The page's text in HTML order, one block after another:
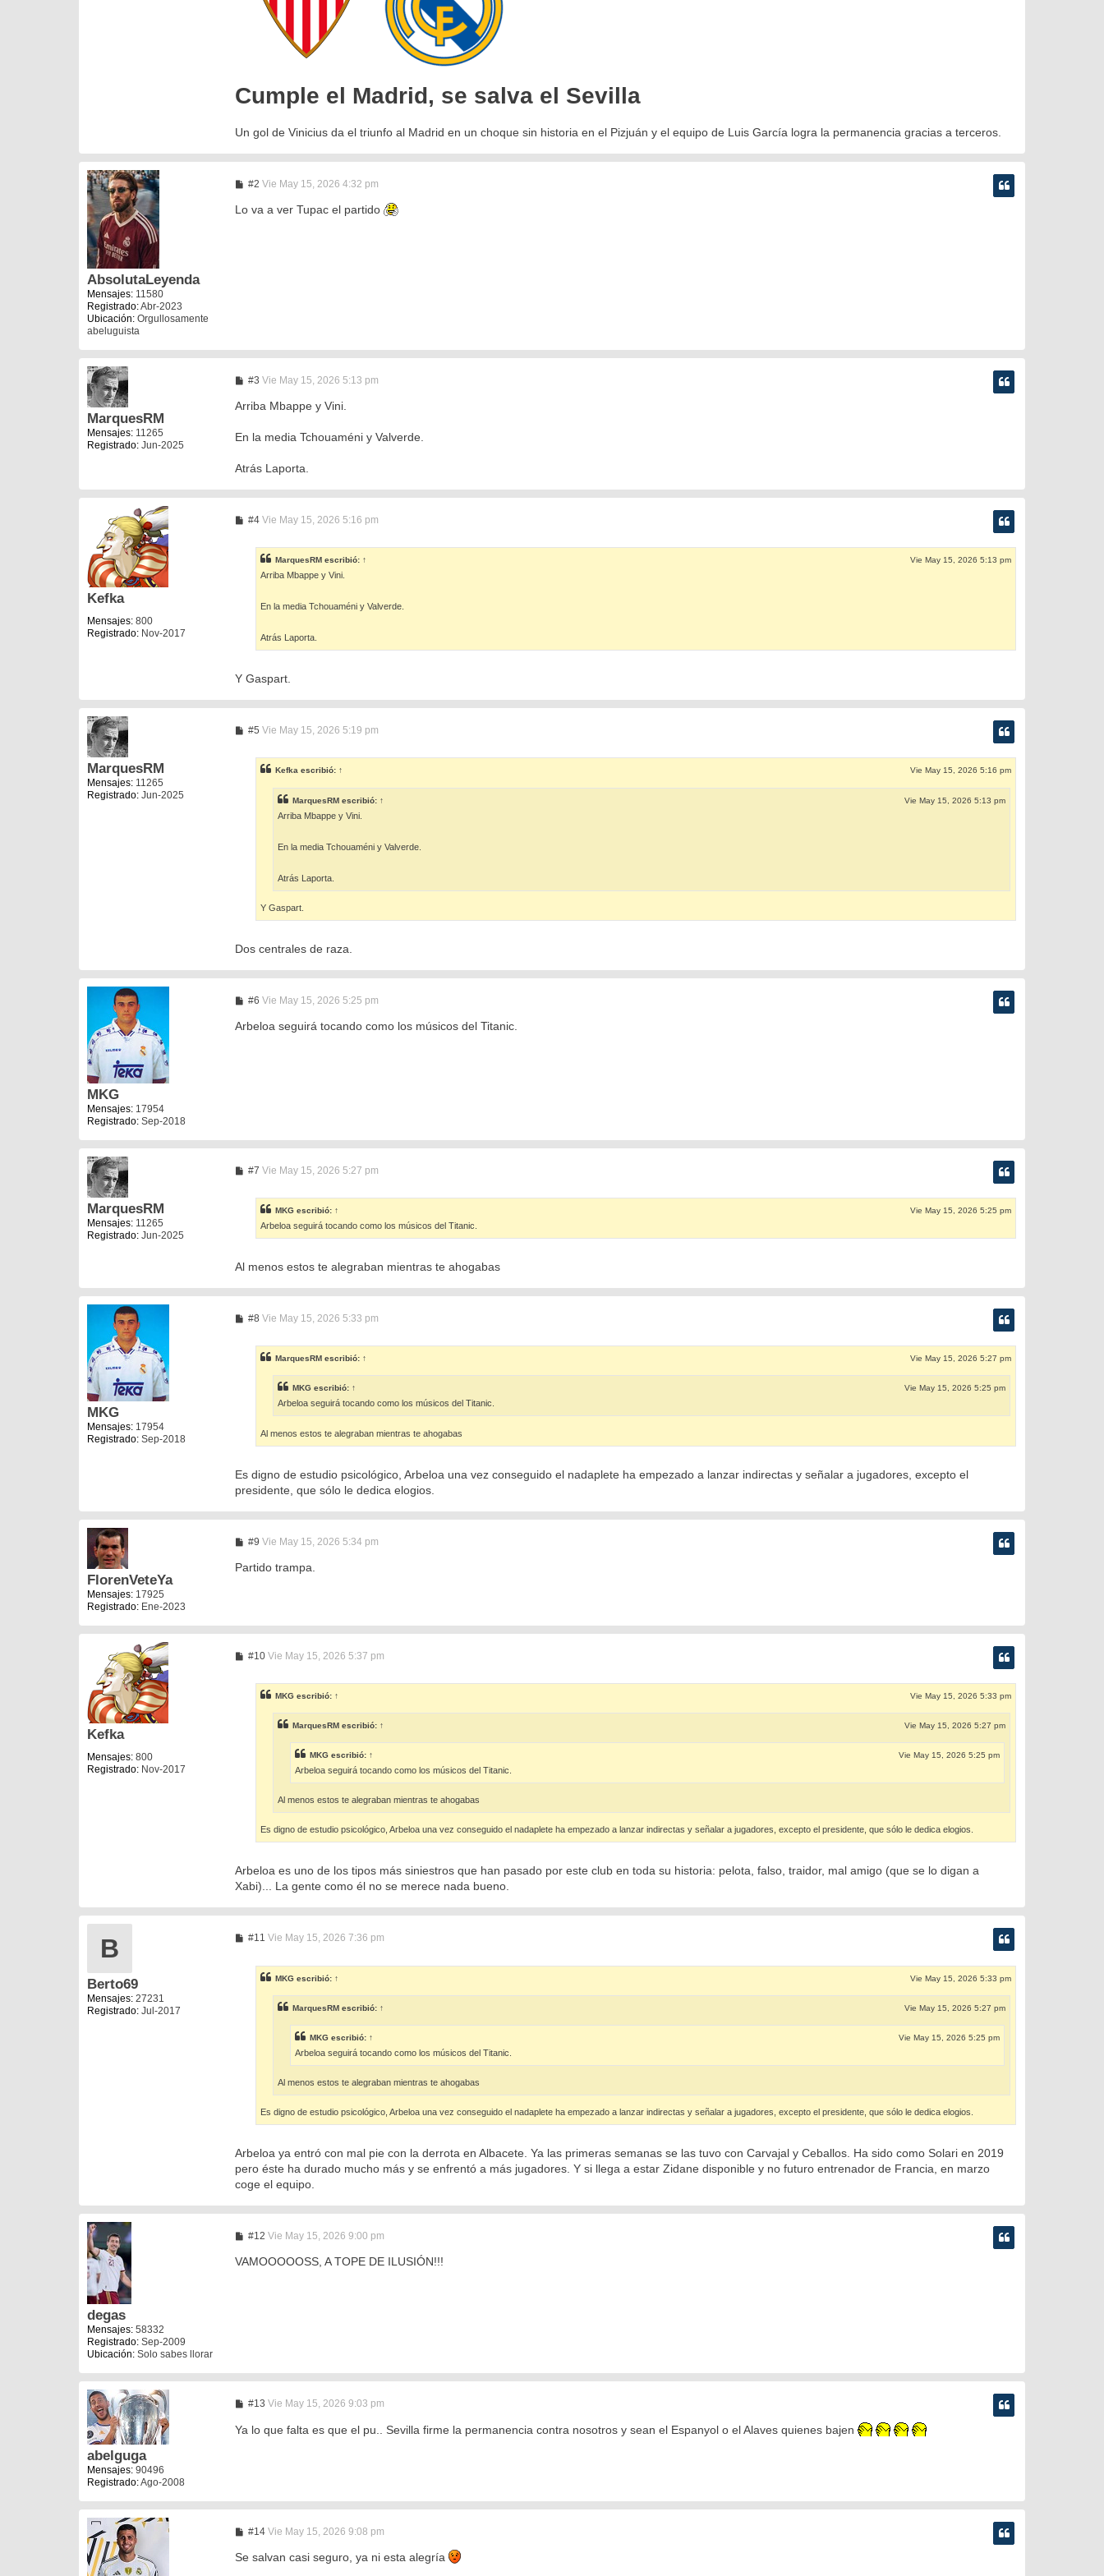
Cumple el Madrid, se salva el Sevilla
Un gol de Vinicius da el triunfo al Madrid en un choque sin historia en el Pizjuán y el equipo de Luis García logra la permanencia gracias a terceros.
AbsolutaLeyenda
Mensajes: 11580
Registrado:Abr-2023
Ubicación: Orgullosamente
abeluguista
#2M
n
Vie May 15, 2026 4:32 pm
Lo va a ver Tupac el partido
MarquesRM
Mensajes: 11265
Registrado: Jun-2025
#3M
n
j
Vie May 15, 2026 5:13 pm
Arriba Mbappe y Vini.
En la media Tchouaméni y Valverde.
Atrás Laporta.
Kefka
Mensajes: 800
Registrado: Nov-2017
#4M
s
a
j
Vie May 15, 2026 5:16 pm
MarquesRM escribió: ↑ Vie May 15, 2026 5:13 pm
Arriba Mbappe y Vini.
En la media Tchouaméni y Valverde.
Atrás Laporta.
Y Gaspart.
MarquesRM
Mensajes: 11265
Registrado: Jun-2025
#5M
s
a
Vie May 15, 2026 5:19 pm
Kefka escribió: ↑ Vie May 15, 2026 5:16 pm
MarquesRM escribió: ↑ Vie May 15, 2026 5:13 pm
Arriba Mbappe y Vini.
En la media Tchouaméni y Valverde.
Atrás Laporta.
Y Gaspart.
Dos centrales de raza.
MKG
Mensajes: 17954
Registrado: Sep-2018
#6M
n
s
Vie May 15, 2026 5:25 pm
Arbeloa seguirá tocando como los músicos del Titanic.
MarquesRM
Mensajes: 11265
Registrado: Jun-2025
#7M
s
a
j
e
Vie May 15, 2026 5:27 pm
MKG escribió: ↑ Vie May 15, 2026 5:25 pm
Arbeloa seguirá tocando como los músicos del Titanic.
Al menos estos te alegraban mientras te ahogabas
MKG
Mensajes: 17954
Registrado: Sep-2018
#8M
s
a
Vie May 15, 2026 5:33 pm
MarquesRM escribió: ↑ Vie May 15, 2026 5:27 pm
MKG escribió: ↑ Vie May 15, 2026 5:25 pm
Arbeloa seguirá tocando como los músicos del Titanic.
Al menos estos te alegraban mientras te ahogabas
Es digno de estudio psicológico, Arbeloa una vez conseguido el nadaplete ha empezado a lanzar indirectas y señalar a jugadores, excepto el
presidente, que sólo le dedica elogios.
FlorenVeteYa
Mensajes: 17925
Registrado: Ene-2023
#9M
n
s
Vie May 15, 2026 5:34 pm
Partido trampa.
Kefka
Mensajes: 800
Registrado: Nov-2017
#10M
s
a
Vie May 15, 2026 5:37 pm
MKG escribió: ↑ Vie May 15, 2026 5:33 pm
MarquesRM escribió: ↑ Vie May 15, 2026 5:27 pm
MKG escribió: ↑ Vie May 15, 2026 5:25 pm
Arbeloa seguirá tocando como los músicos del Titanic.
Al menos estos te alegraban mientras te ahogabas
Es digno de estudio psicológico, Arbeloa una vez conseguido el nadaplete ha empezado a lanzar indirectas y señalar a jugadores, excepto el presidente, que sólo le dedica elogios.
Arbeloa es uno de los tipos más siniestros que han pasado por este club en toda su historia: pelota, falso, traidor, mal amigo (que se lo digan a
Xabi)... La gente como él no se merece nada bueno.
B
Berto69
Mensajes: 27231
Registrado: Jul-2017
#11 M
s
a
Vie May 15, 2026 7:36 pm
MKG escribió: ↑ Vie May 15, 2026 5:33 pm
MarquesRM escribió: ↑ Vie May 15, 2026 5:27 pm
MKG escribió: ↑ Vie May 15, 2026 5:25 pm
Arbeloa seguirá tocando como los músicos del Titanic.
Al menos estos te alegraban mientras te ahogabas
Es digno de estudio psicológico, Arbeloa una vez conseguido el nadaplete ha empezado a lanzar indirectas y señalar a jugadores, excepto el presidente, que sólo le dedica elogios.
Arbeloa ya entró con mal pie con la derrota en Albacete. Ya las primeras semanas se las tuvo con Carvajal y Ceballos. Ha sido como Solari en 2019
pero éste ha durado mucho más y se enfrentó a más jugadores. Y si llega a estar Zidane disponible y no futuro entrenador de Francia, en marzo
coge el equipo.
degas
Mensajes: 58332
Registrado: Sep-2009
Ubicación: Solo sabes llorar
#12M
n
Vie May 15, 2026 9:00 pm
VAMOOOOOSS, A TOPE DE ILUSIÓN!!!
abelguga
Mensajes: 90496
Registrado:Ago-2008
#13M
n
s
Vie May 15, 2026 9:03 pm
Ya lo que falta es que el pu.. Sevilla firme la permanencia contra nosotros y sean el Espanyol o el Alaves quienes bajen
#14M
n
Vie May 15, 2026 9:08 pm
Se salvan casi seguro, ya ni esta alegría